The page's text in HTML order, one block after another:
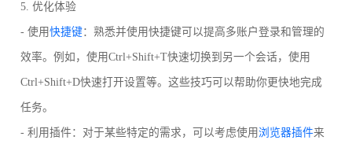
5. 优化体验
- 使用快捷键：熟悉并使用快捷键可以提高多账户登录和管理的
效率。例如，使用Ctrl+Shift+T快速切换到另一个会话，使用
Ctrl+Shift+D快速打开设置等。这些技巧可以帮助你更快地完成
任务。
- 利用插件：对于某些特定的需求，可以考虑使用浏览器插件来